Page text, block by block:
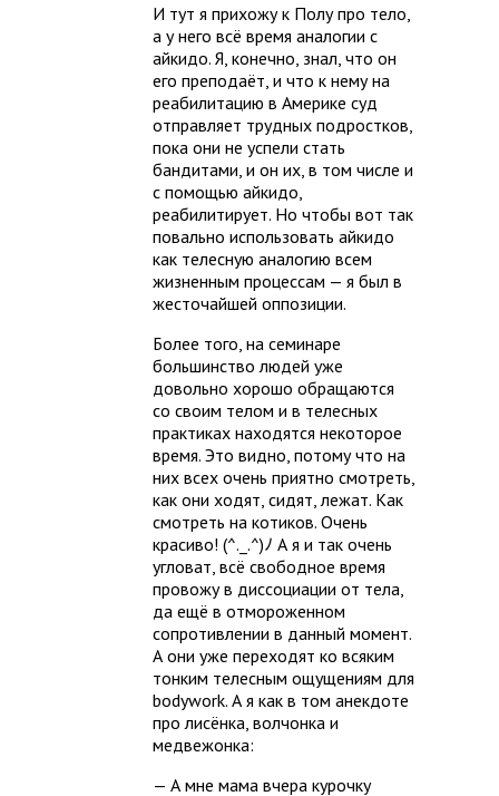
И тут я прихожу к Полу про тело,
а у него всё время аналогии с
айкидо. Я, конечно, знал, что он
его преподаёт, и что к нему на
реабилитацию в Америке суд
отправляет трудных подростков,
пока они не успели стать
бандитами, и он их, в том числе и
с помощью айкидо,
реабилитирует. Но чтобы вот так
повально использовать айкидо
как телесную аналогию всем
жизненным процессам — я был в
жесточайшей оппозиции.
Более того, на семинаре
большинство людей уже
довольно хорошо обращаются
со своим телом и в телесных
практиках находятся некоторое
время. Это видно, потому что на
них всех очень приятно смотреть,
как они ходят, сидят, лежат. Как
смотреть на котиков. Очень
красиво! (^._.^)ﾉ А я и так очень
угловат, всё свободное время
провожу в диссоциации от тела,
да ещё в отмороженном
сопротивлении в данный момент.
А они уже переходят ко всяким
тонким телесным ощущениям для
bodywork. А я как в том анекдоте
про лисёнка, волчонка и
медвежонка:
— А мне мама вчера курочку